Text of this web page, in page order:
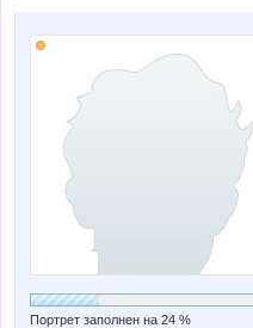
Портрет заполнен на 24 %